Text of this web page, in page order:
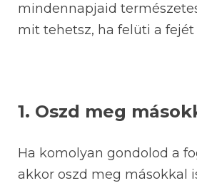
mindennapjaid
mit tehetsz, ha felüti a fejét
1. Oszd meg
Ha komolyan gondolod a
akkor oszd meg másokkal